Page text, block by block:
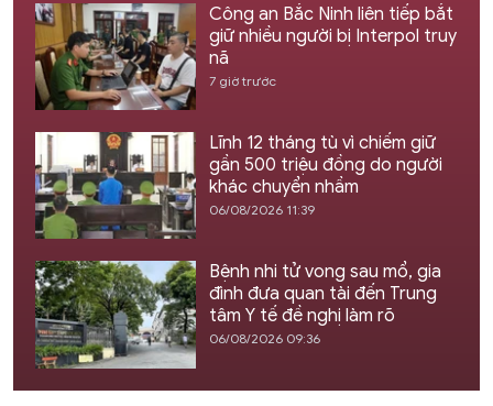
Công an Bắc Ninh liên tiếp bắt
giữ nhiều người bị Interpol truy
nã
7 giờ trước
Lĩnh 12 tháng tù vì chiếm giữ
gần 500 triệu đồng do người
khác chuyển nhầm
06/08/2026 11:39
Bệnh nhi tử vong sau mổ, gia
đình đưa quan tài đến Trung
tâm Y tế đề nghị làm rõ
06/08/2026 09:36